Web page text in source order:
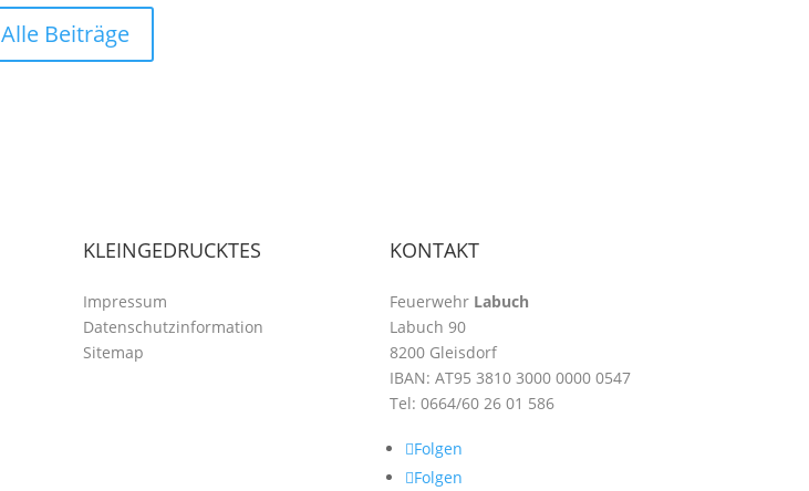
Alle Beiträge
KLEINGEDRUCKTES
Impressum
Datenschutzinformation
Sitemap
KONTAKT
Feuerwehr Labuch
Labuch 90
8200 Gleisdorf
IBAN: AT95 3810 3000 0000 0547
Tel: 0664/60 26 01 586
Folgen
Folgen